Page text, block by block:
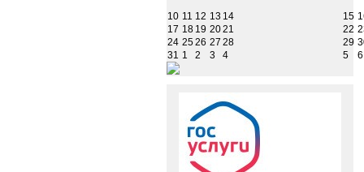
10 11 12 13 14 15
17 18 19 2021 22
24 2526 27 28 29
31 1 2 3 4 5 6